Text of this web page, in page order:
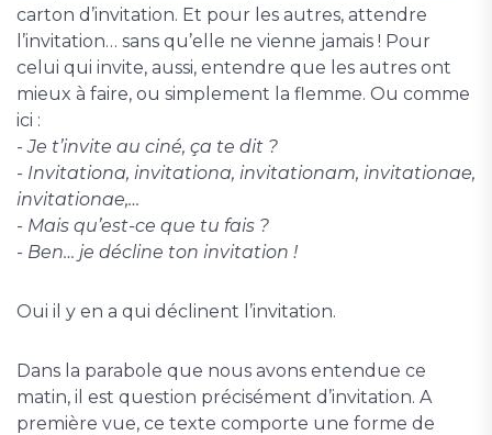
carton d’invitation. Et pour les autres, attendre
l’invitation… sans qu’elle ne vienne jamais ! Pour
celui qui invite, aussi, entendre que les autres ont
mieux à faire, ou simplement la flemme. Ou comme
ici :
-Je t’invite au ciné, ça te dit ?
- Invitationa, invitationa, invitationam, invitationae,
invitationae,…
- Mais qu’est-ce que tu fais ?
- Ben… je décline ton invitation !
Oui il y en a qui déclinent l’invitation.
Dans la parabole que nous avons entendue ce
matin, il est question précisément d’invitation. A
première vue, ce texte comporte une forme de